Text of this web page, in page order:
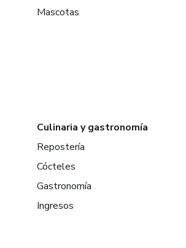
Mascotas
Culinaria y gastronomía
Repostería
Cócteles
Gastronomía
Ingresos